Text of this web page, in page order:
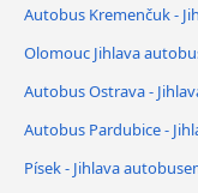
Autobus Kremenčuk -
Olomouc Jihlava
Autobus Ostrava -
Autobus Pardubice -
Písek - Jihlava